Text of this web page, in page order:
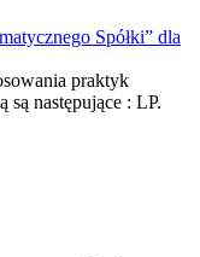
Spółki” dla
praktyk
następujące : LP.